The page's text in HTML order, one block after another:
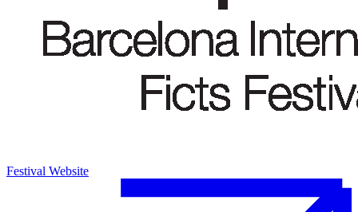
Festival Website